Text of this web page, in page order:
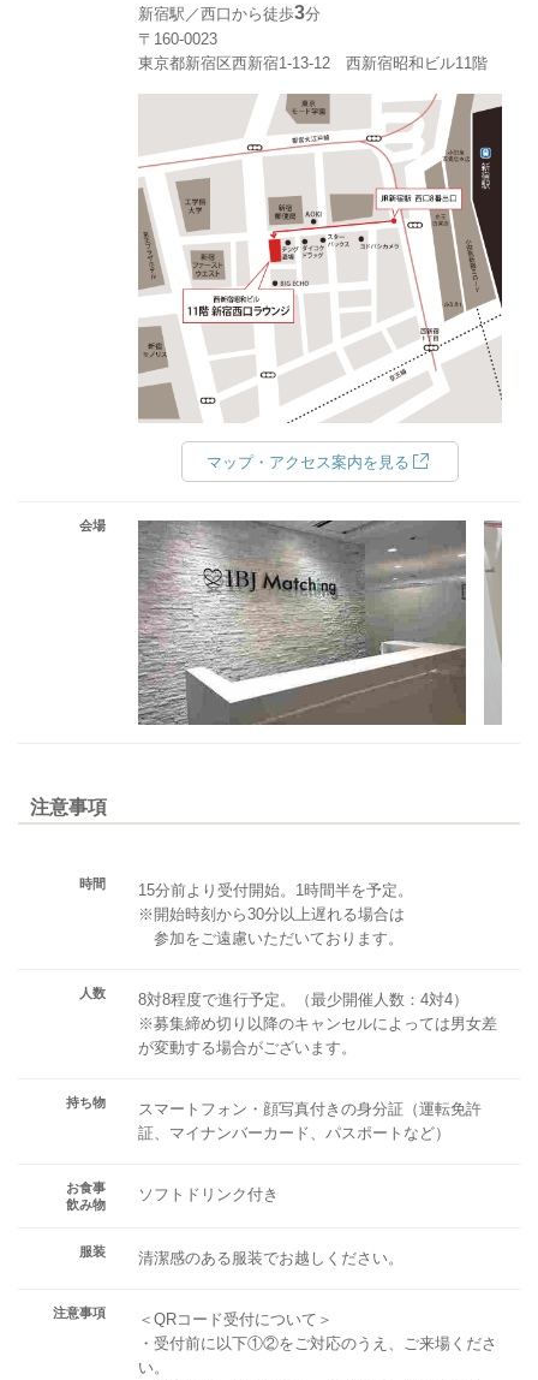
新宿駅／西口から徒歩3分
〒160-0023
東京都新宿区西新宿1-13-12 西新宿昭和ビル11階
マップ・アクセス案内を見る
会場
注意事項
時間
15分前より受付開始。1時間半を予定。
※開始時刻から30分以上遅れる場合は
参加をご遠慮いただいております。
人数
8対8程度で進行予定。（最少開催人数：4対4）
※募集締め切り以降のキャンセルによっては男女差
が変動する場合がございます。
持ち物
スマートフォン・顔写真付きの身分証（運転免許
証、マイナンバーカード、パスポートなど）
お食事
飲み物
ソフトドリンク付き
服装 清潔感のある服装でお越しください。
注意事項
＜QRコード受付について＞
・受付前に以下①②をご対応のうえ、ご来場くださ
い。